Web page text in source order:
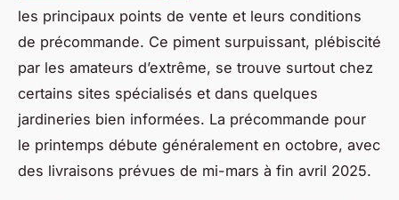
les principaux points de vente et leurs conditions
de précommande. Ce piment surpuissant, plébiscité
par les amateurs d’extrême, se trouve surtout chez
certains sites spécialisés et dans quelques
jardineries bien informées. La précommande pour
le printemps débute généralement en octobre, avec
des livraisons prévues de mi-mars à fin avril 2025.